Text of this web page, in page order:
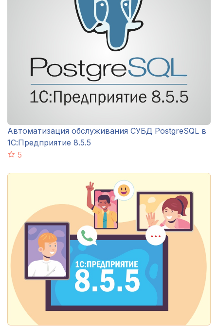
Автоматизация обслуживания СУБД PostgreSQL в
1С:Предприятие 8.5.5
5